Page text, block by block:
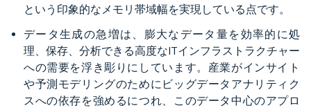
という印象的なメモリ帯域幅を実現している点です。
データ生成の急増は、膨大なデータ量を効率的に処
理、保存、分析できる高度なITインフラストラクチャー
への需要を浮き彫りにしています。産業がインサイト
や予測モデリングのためにビッグデータアナリティク
スへの依存を強めるにつれ、このデータ中心のアプロ